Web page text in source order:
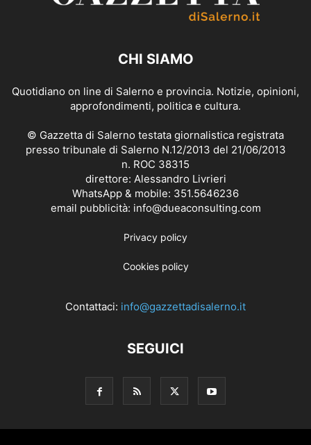
CHI SIAMO
Quotidiano on line di Salerno e provincia. Notizie, opinioni,
approfondimenti, politica e cultura.
© Gazzetta di Salerno testata giornalistica registrata
presso tribunale di Salerno N.12/2013 del 21/06/2013
n. ROC 38315
direttore: Alessandro Livrieri
WhatsApp & mobile: 351.5646236
email pubblicità: info@dueaconsulting.com
Privacy policy
Cookies policy
Contattaci: info@gazzettadisalerno.it
SEGUICI